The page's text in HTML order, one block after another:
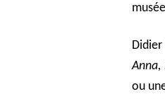
Anna,
ou